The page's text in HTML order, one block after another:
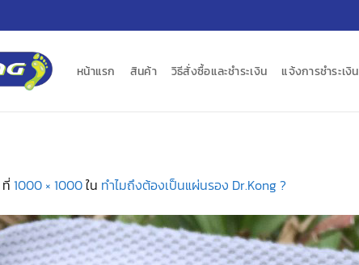
หน้าแรก สินค้า วิธีสั่งซื้อและชำระเงิน แจ้งการชำระเงิน
ที่ 1000 × 1000ใน ทำไมถึงต้องเป็นแผ่นรอง Dr.Kong ?